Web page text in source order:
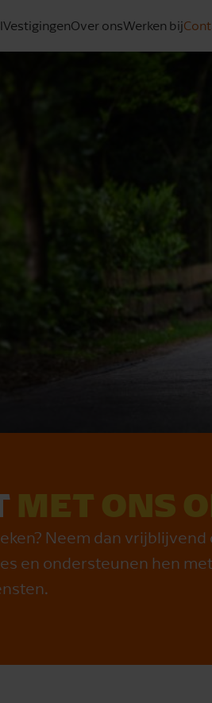
VestigingenOver onsWerken bij
MET ONS
Neem dan
en ondersteunen hen